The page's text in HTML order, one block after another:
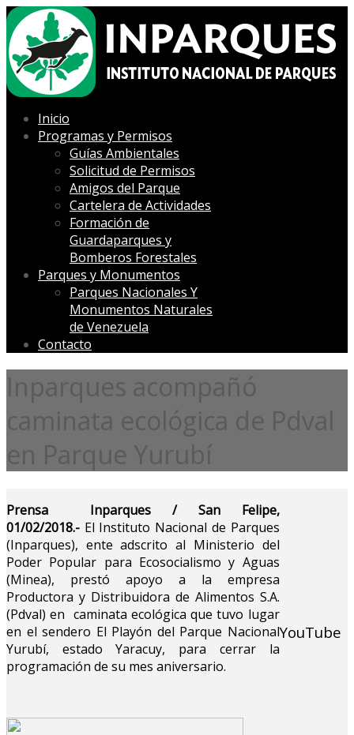
Inicio
Programas y Permisos
Guías Ambientales
Solicitud de Permisos
Amigos del Parque
Cartelera de Actividades
Formación de
Guardaparques y
Bomberos Forestales
Parques y Monumentos
Parques Nacionales Y
Monumentos Naturales
de Venezuela
Contacto
Inparques acompañó
caminata ecológica de Pdval
en Parque Yurubí
Prensa Inparques / San Felipe,
01/02/2018.- El Instituto Nacional de Parques
(Inparques), ente adscrito al Ministerio del
Poder Popular para Ecosocialismo y Aguas
(Minea), prestó apoyo a la empresa
Productora y Distribuidora de Alimentos S.A.
(Pdval) en caminata ecológica que tuvo lugar
en el sendero El Playón del Parque Nacional
Yurubí, estado Yaracuy, para cerrar la
programación de su mes aniversario.
YouTube